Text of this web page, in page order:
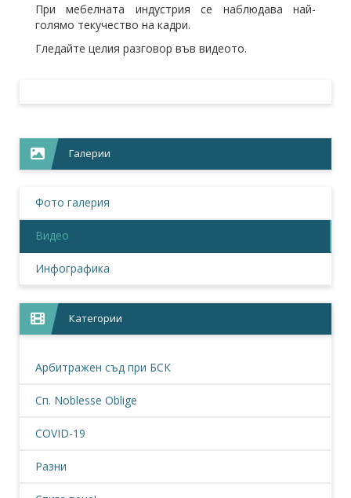
При мебелната индустрия се наблюдава най-
голямо текучество на кадри.
Гледайте целия разговор във видеото.
Галерии
Фото галерия
Видео
Инфографика
Категории
Арбитражен съд при БСК
Сп. Noblesse Oblige
COVID-19
Разни